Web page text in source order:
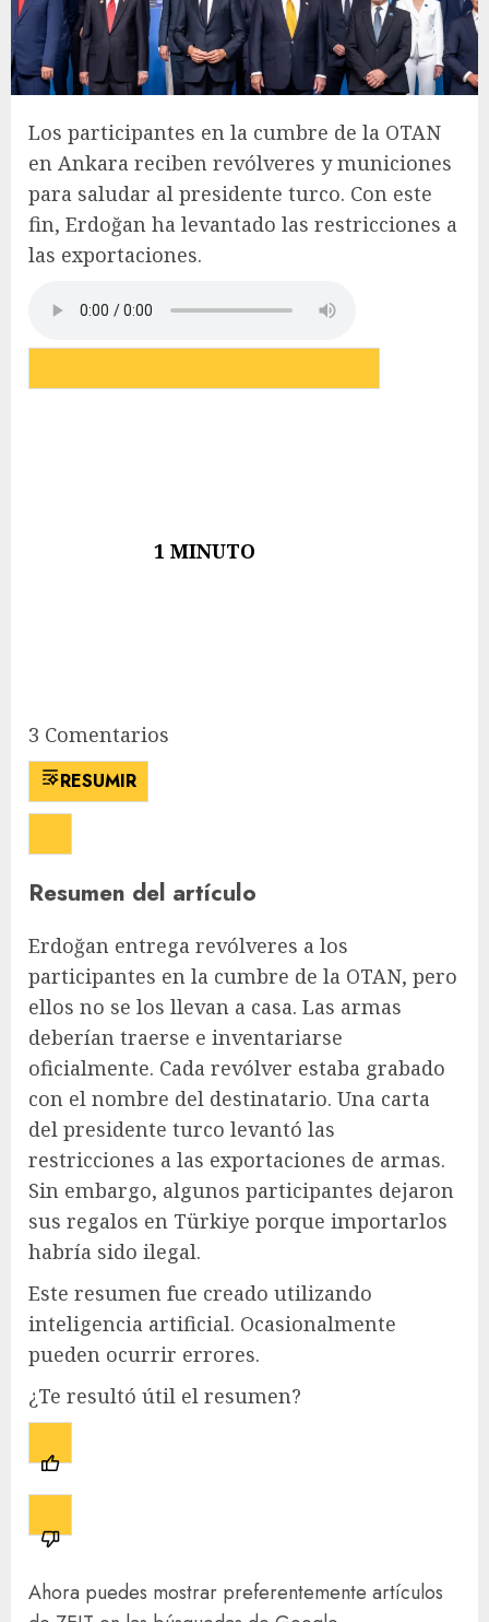
Los participantes en la cumbre de la OTAN
en Ankara reciben revólveres y municiones
para saludar al presidente turco. Con este
fin, Erdoğan ha levantado las restricciones a
las exportaciones.
1 MINUTO
3 Comentarios
RESUMIR
Resumen del artículo
Erdoğan entrega revólveres a los
participantes en la cumbre de la OTAN, pero
ellos no se los llevan a casa. Las armas
deberían traerse e inventariarse
oficialmente. Cada revólver estaba grabado
con el nombre del destinatario. Una carta
del presidente turco levantó las
restricciones a las exportaciones de armas.
Sin embargo, algunos participantes dejaron
sus regalos en Türkiye porque importarlos
habría sido ilegal.
Este resumen fue creado utilizando
inteligencia artificial. Ocasionalmente
pueden ocurrir errores.
¿Te resultó útil el resumen?
Ahora puedes mostrar preferentemente artículos